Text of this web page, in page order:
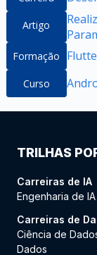
Artigo
Formação
Curso
TRILHAS
Carreiras de IA
Engenharia de IA
Carreiras de
Ciência de
Dados